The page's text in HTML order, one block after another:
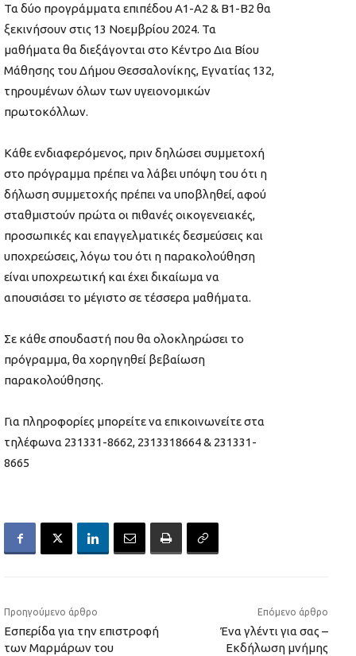
Τα δύο προγράμματα επιπέδου Α1-Α2 & Β1-Β2 θα
ξεκινήσουν στις 13 Νοεμβρίου 2024. Τα
μαθήματα θα διεξάγονται στο Κέντρο Δια Βίου
Μάθησης του Δήμου Θεσσαλονίκης, Εγνατίας 132,
τηρουμένων όλων των υγειονομικών
πρωτοκόλλων.
Κάθε ενδιαφερόμενος, πριν δηλώσει συμμετοχή
στο πρόγραμμα πρέπει να λάβει υπόψη του ότι η
δήλωση συμμετοχής πρέπει να υποβληθεί, αφού
σταθμιστούν πρώτα οι πιθανές οικογενειακές,
προσωπικές και επαγγελματικές δεσμεύσεις και
υποχρεώσεις, λόγω του ότι η παρακολούθηση
είναι υποχρεωτική και έχει δικαίωμα να
απουσιάσει το μέγιστο σε τέσσερα μαθήματα.
Σε κάθε σπουδαστή που θα ολοκληρώσει το
πρόγραμμα, θα χορηγηθεί βεβαίωση
παρακολούθησης.
Για πληροφορίες μπορείτε να επικοινωνείτε στα
τηλέφωνα 231331-8662, 2313318664 & 231331-
8665
Προηγούμενο άρθρο
Εσπερίδα για την επιστροφή
των Μαρμάρων του
Επόμενο άρθρο
Ένα γλέντι για σας –
Εκδήλωση μνήμης